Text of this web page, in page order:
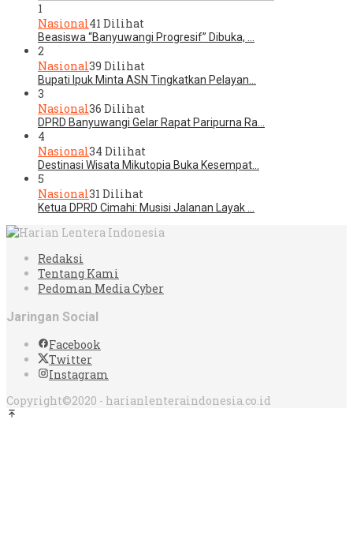
1
Nasional41 Dilihat
Beasiswa “Banyuwangi Progresif” Dibuka, …
2
Nasional39 Dilihat
Bupati Ipuk Minta ASN Tingkatkan Pelayan…
3
Nasional36 Dilihat
DPRD Banyuwangi Gelar Rapat Paripurna Ra…
4
Nasional34 Dilihat
Destinasi Wisata Mikutopia Buka Kesempat…
5
Nasional31 Dilihat
Ketua DPRD Cimahi: Musisi Jalanan Layak …
Redaksi
Tentang Kami
Pedoman Media Cyber
Jaringan Social
Facebook
Twitter
Instagram
Copyright©2020 - harianlenteraindonesia.co.id